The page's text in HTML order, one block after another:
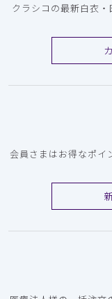
クラシコの最新白衣
会員さまはお得なポイ